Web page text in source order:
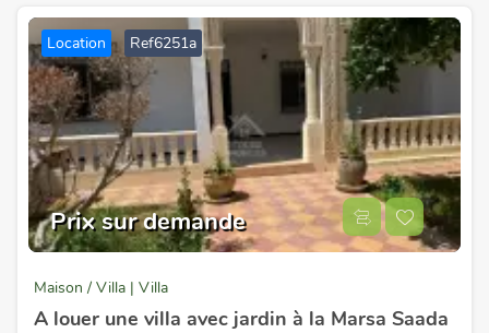
Location Ref6251a
Prix sur demande
Maison / Villa | Villa
A louer une villa avec jardin à la Marsa Saada